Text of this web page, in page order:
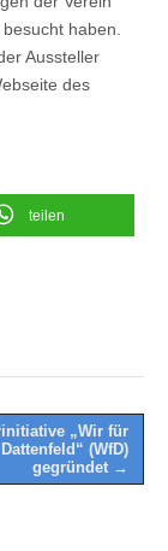
haben.
Aussteller
des
teilen
„Wir für
Dattenfeld“ (WfD)
gegründet →